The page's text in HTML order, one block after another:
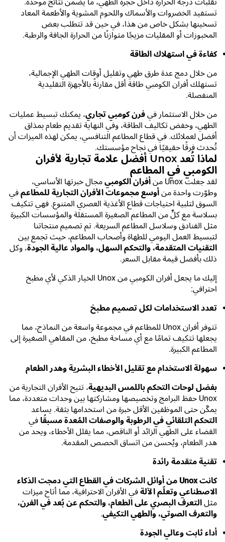
تستفيد الخضروات والأسماك واللحوم المشوية والأطعمة المعاد
تسخينها بشكل خاص من هذا، في حين قد تتطلب بعض
المخبوزات أو المقليات مزيجًا متوازنًا من الحرارة الجافة والرطبة.
كفاءة في استهلاك الطاقة
من خلال دمج عدة طرق طهي وتقليل أوقات الطهي الإجمالية،
تستهلك أفران الكومبي طاقة أقل مقارنةً بالأجهزة التقليدية
المنفصلة.
من خلال الاستثمار في فرن كومبي تجاري، يمكنك تبسيط عمليات
الطهي، وخفض تكاليف الطاقة، وفي النهاية تقديم طعام بمذاق
أفضل لعملائك. في قطاع المطاعم التنافسي، يمكن لهذه الميزات أن
تُحدث فرقًا حقيقيًا في نجاح مؤسستك.
لماذا تُعد Unox أفضل علامة تجارية لأفران
الكومبي في المطاعم
لقد جعلت Unox من أفران الكومبي مجال خبرتها الأساسي،
وطوّرت واحدة من أوسع مجموعات الأفران التجارية للمطاعم في
السوق لتلبية احتياجات قطاع الأغذية العصري المتنوع. فهي تتكيف
بسلاسة مع كلٍّ من المطاعم الصغيرة المستقلة والمؤسسات الكبيرة
مثل الفنادق وسلاسل المطاعم السريعة. تم تصميم منتجاتنا
لتبسيط العمل اليومي للطهاة وأصحاب المطاعم، حيث تجمع بين
التقنيات المتقدمة، والتحكم السهل، والمواد عالية الجودة، وكل
ذلك بأفضل قيمة مقابل السعر.
إليك ما يجعل أفران الكومبي من Unox الخيار الذكي لأي مطبخ
احترافي:
تعدد الاستخدامات لكل تصميم مطبخ
تتوفر أفران Unox للمطاعم في مجموعة واسعة من النماذج، مما
يجعلها تتكيف تمامًا مع أي مساحة مطبخ، من المقاهي الصغيرة إلى
المطاعم الكبيرة.
سهولة الاستخدام مع تقليل الأخطاء البشرية وهدر الطعام
بفضل لوحات التحكم باللمس البديهية، تتيح الأفران التجارية من
Unox حفظ البرامج وتخصيصها ومشاركتها بين وحدات متعددة، مما
يمكّن حتى الموظفين الأقل خبرة من استخدامها بثقة. يساعد
التحكم التلقائي في الرطوبة والوصفات المُعدة مسبقًا في
القضاء على الطهي الزائد أو الناقص، مما يقلل الأخطاء، ويحد من
هدر الطعام، ويُحسن من اتساق الحصص المقدمة.
تقنية متقدمة رائدة
كانت Unox من أوائل الشركات في القطاع التي دمجت الذكاء
الاصطناعي وتعلّم الآلة في الأفران الاحترافية، مما أتاح ميزات
مثل التعرف البصري على الطعام، والتحكم عن بُعد في الفرن،
والتعرف الصوتي، والطهي التكيفي.
أداء ثابت وعالي الجودة